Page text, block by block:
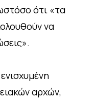
ότι «τα
να
αρχών,